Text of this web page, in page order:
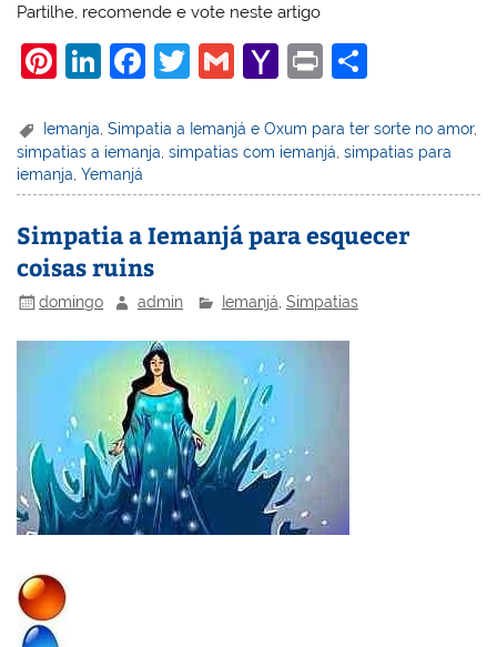
Partilhe, recomende e vote neste artigo
Pi
er
e
st
Li
k
e
dI
n
F
c
e
b
o
o
k
T
itt
er
G
ai
l
Y
h
o
o
M
l
Pr
t
ar
e
Iemanja ,Simpatia a Iemanjá e Oxum para ter sorte no amor,
simpatias a iemanja ,simpatias com iemanjá ,simpatias para
iemanja ,Yemanjá
Simpatia a Iemanjá para esquecer
coisas ruins
domingo admin Iemanjá Simpatias